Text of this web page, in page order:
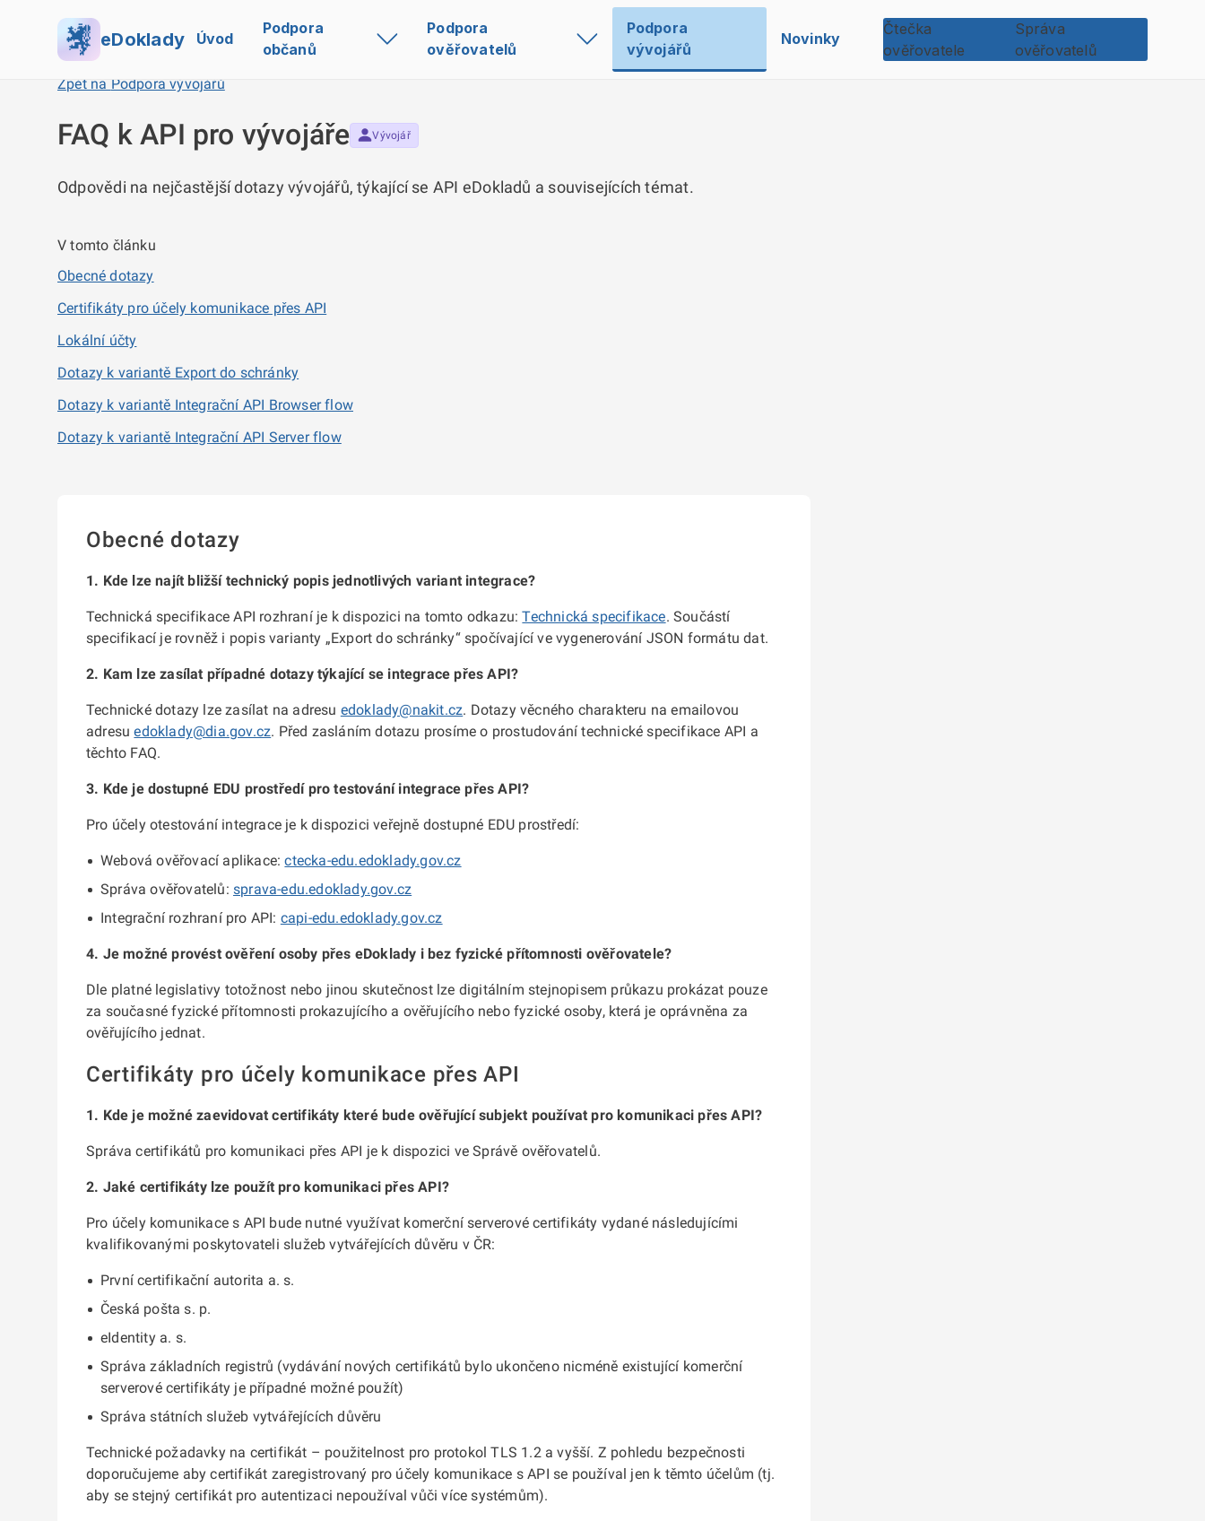
eDoklady Úvod
Podpora
občanů
Podpora
ověřovatelů
Podpora
vývojářů
Novinky
Čtečka
ověřovatele
Správa
ověřovatelů
Zpět na Podpora vývojářů
FAQ k API pro vývojáře Vývojář
Odpovědi na nejčastější dotazy vývojářů, týkající se API eDokladů a souvisejících témat.
V tomto článku
Obecné dotazy
Certifikáty pro účely komunikace přes API
Lokální účty
Dotazy k variantě Export do schránky
Dotazy k variantě Integrační API Browser flow
Dotazy k variantě Integrační API Server flow
Obecné dotazy
1. Kde lze najít bližší technický popis jednotlivých variant integrace?
Technická specifikace API rozhraní je k dispozici na tomto odkazu:Technická specifikace. Součástí
specifikací je rovněž i popis varianty „Export do schránky“ spočívající ve vygenerování JSON formátu dat.
2. Kam lze zasílat případné dotazy týkající se integrace přes API?
Technické dotazy lze zasílat na adresu edoklady@nakit.cz. Dotazy věcného charakteru na emailovou
adresuedoklady@dia.gov.cz. Před zasláním dotazu prosíme o prostudování technické specifikace API a
těchto FAQ.
3. Kde je dostupné EDU prostředí pro testování integrace přes API?
Pro účely otestování integrace je k dispozici veřejně dostupné EDU prostředí:
Webová ověřovací aplikace:ctecka-edu.edoklady.gov.cz
Správa ověřovatelů: sprava-edu.edoklady.gov.cz
Integrační rozhraní pro API: capi-edu.edoklady.gov.cz
4. Je možné provést ověření osoby přes eDoklady i bez fyzické přítomnosti ověřovatele?
Dle platné legislativy totožnost nebo jinou skutečnost lze digitálním stejnopisem průkazu prokázat pouze
za současné fyzické přítomnosti prokazujícího a ověřujícího nebo fyzické osoby, která je oprávněna za
ověřujícího jednat.
Certifikáty pro účely komunikace přes API
1. Kde je možné zaevidovat certifikáty které bude ověřující subjekt používat pro komunikaci přes API?
Správa certifikátů pro komunikaci přes API je k dispozici ve Správě ověřovatelů.
2. Jaké certifikáty lze použít pro komunikaci přes API?
Pro účely komunikace s API bude nutné využívat komerční serverové certifikáty vydané následujícími
kvalifikovanými poskytovateli služeb vytvářejících důvěru v ČR:
První certifikační autorita a. s.
Česká pošta s. p.
eIdentity a. s.
Správa základních registrů (vydávání nových certifikátů bylo ukončeno nicméně existující komerční
serverové certifikáty je případné možné použít)
Správa státních služeb vytvářejících důvěru
Technické požadavky na certifikát – použitelnost pro protokol TLS 1.2 a vyšší. Z pohledu bezpečnosti
doporučujeme aby certifikát zaregistrovaný pro účely komunikace s API se používal jen k těmto účelům (tj.
aby se stejný certifikát pro autentizaci nepoužíval vůči více systémům).